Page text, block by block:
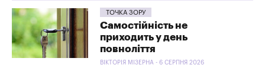
ТОЧКА ЗОРУ
Самостійність не
приходить у день
повноліття
ВІКТОРІЯ МІЗЕРНА - 6 СЕРПНЯ 2026